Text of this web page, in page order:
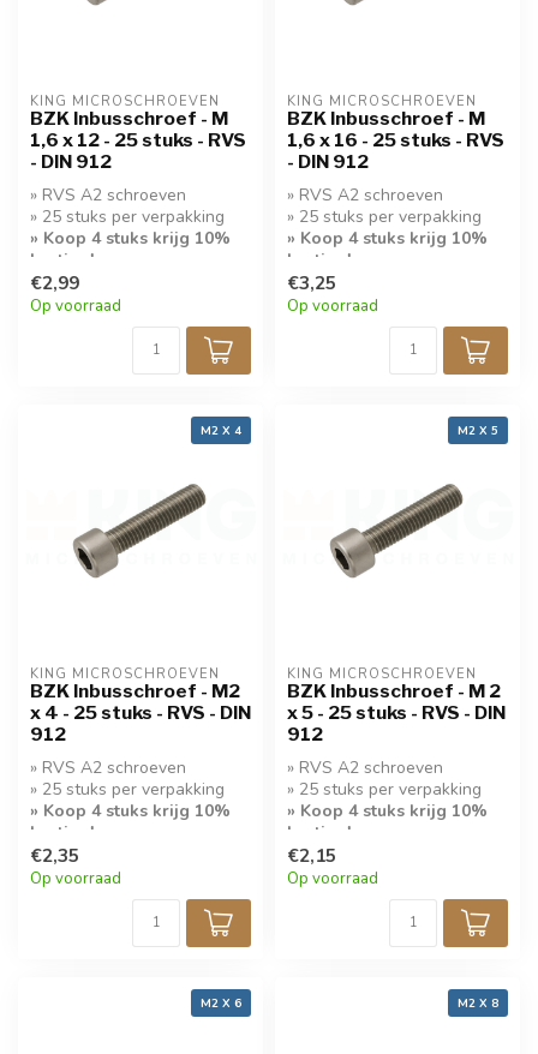
KING MICROSCHROEVEN
BZK Inbusschroef - M
1,6 x 12 - 25 stuks - RVS
- DIN 912
» RVS A2 schroeven
» 25 stuks per verpakking
» Koop 4 stuks krijg 10%
korting!
€2,99
Op voorraad
KING MICROSCHROEVEN
BZK Inbusschroef - M
1,6 x 16 - 25 stuks - RVS
- DIN 912
» RVS A2 schroeven
» 25 stuks per verpakking
» Koop 4 stuks krijg 10%
korting!
€3,25
Op voorraad
M2 X 4
KING MICROSCHROEVEN
BZK Inbusschroef - M2
x 4 - 25 stuks - RVS - DIN
912
» RVS A2 schroeven
» 25 stuks per verpakking
» Koop 4 stuks krijg 10%
korting!
€2,35
Op voorraad
M2 X 5
KING MICROSCHROEVEN
BZK Inbusschroef - M 2
x 5 - 25 stuks - RVS - DIN
912
» RVS A2 schroeven
» 25 stuks per verpakking
» Koop 4 stuks krijg 10%
korting!
€2,15
Op voorraad
M2 X 6 M2 X 8